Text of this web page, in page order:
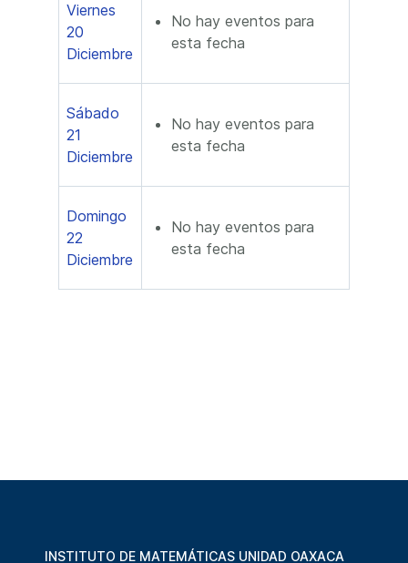
Viernes
20
Diciembre
No hay eventos para
esta fecha
Sábado
21
Diciembre
No hay eventos para
esta fecha
Domingo
22
Diciembre
No hay eventos para
esta fecha
INSTITUTO DE MATEMÁTICAS UNIDAD OAXACA